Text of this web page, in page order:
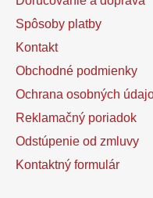
Spôsoby platby
Kontakt
Obchodné podmienky
Ochrana osobných
Reklamačný poriadok
Odstúpenie od zmluvy
Kontaktný formulár